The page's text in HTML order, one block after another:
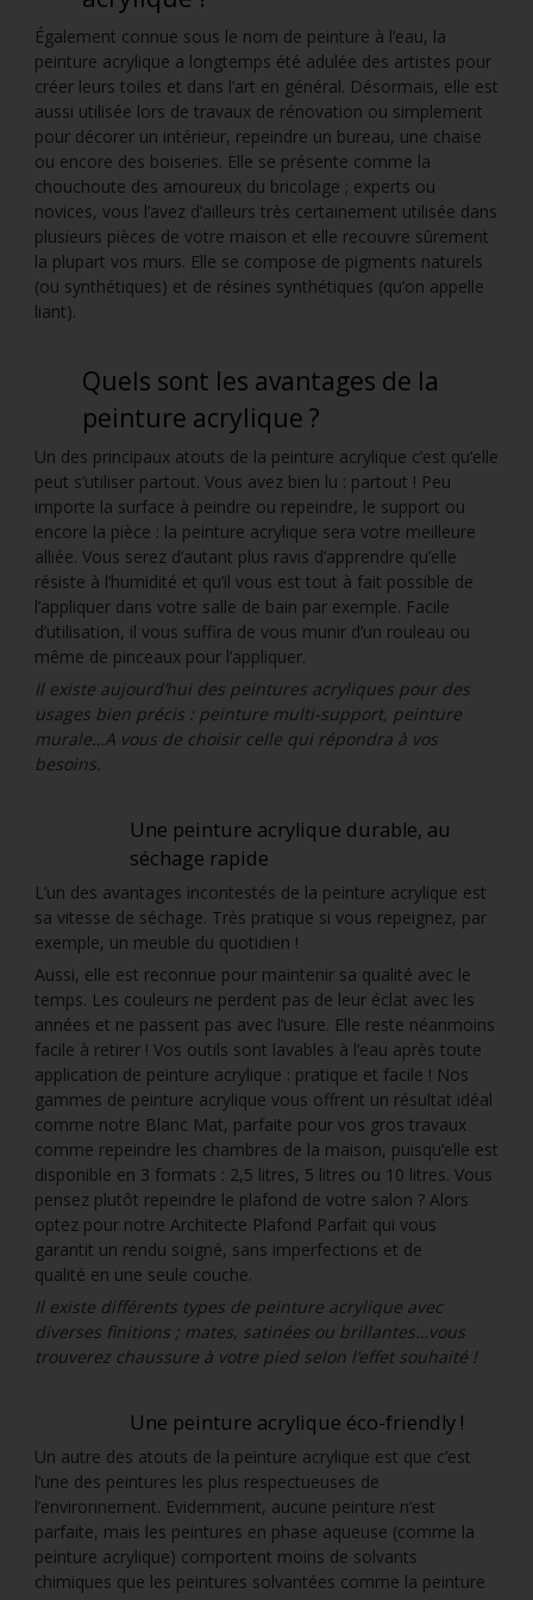
Également connue sous le nom de peinture à l’eau, la
peinture acrylique a longtemps été adulée des artistes pour
créer leurs toiles et dans l’art en général. Désormais, elle est
aussi utilisée lors de travaux de rénovation ou simplement
pour décorer un intérieur, repeindre un bureau, une chaise
ou encore des boiseries. Elle se présente comme la
chouchoute des amoureux du bricolage ; experts ou
novices, vous l’avez d’ailleurs très certainement utilisée dans
plusieurs pièces de votre maison et elle recouvre sûrement
la plupart vos murs. Elle se compose de pigments naturels
(ou synthétiques) et de résines synthétiques (qu’on appelle
liant).
Quels sont les avantages de la
peinture acrylique ?
Un des principaux atouts de la peinture acrylique c’est qu’elle
peut s’utiliser partout. Vous avez bien lu : partout ! Peu
importe la surface à peindre ou repeindre, le support ou
encore la pièce : la peinture acrylique sera votre meilleure
alliée. Vous serez d’autant plus ravis d’apprendre qu’elle
résiste à l’humidité et qu’il vous est tout à fait possible de
l’appliquer dans votre salle de bain par exemple. Facile
d’utilisation, il vous suffira de vous munir d’un rouleau ou
même de pinceaux pour l’appliquer.
Il existe aujourd’hui des peintures acryliques pour des
usages bien précis : peinture multi-support, peinture
murale…A vous de choisir celle qui répondra à vos
besoins.
Une peinture acrylique durable, au
séchage rapide
L’un des avantages incontestés de la peinture acrylique est
sa vitesse de séchage. Très pratique si vous repeignez, par
exemple, un meuble du quotidien !
Aussi, elle est reconnue pour maintenir sa qualité avec le
temps. Les couleurs ne perdent pas de leur éclat avec les
années et ne passent pas avec l’usure. Elle reste néanmoins
facile à retirer ! Vos outils sont lavables à l’eau après toute
application de peinture acrylique : pratique et facile ! Nos
gammes de peinture acrylique vous offrent un résultat idéal
comme notre Blanc Mat, parfaite pour vos gros travaux
comme repeindre les chambres de la maison, puisqu’elle est
disponible en 3 formats : 2,5 litres, 5 litres ou 10 litres. Vous
pensez plutôt repeindre le plafond de votre salon ? Alors
optez pour notre Architecte Plafond Parfait qui vous
garantit un rendu soigné, sans imperfections et de
qualité en une seule couche.
Il existe différents types de peinture acrylique avec
diverses finitions ; mates, satinées ou brillantes…vous
trouverez chaussure à votre pied selon l’effet souhaité !
Une peinture acrylique éco-friendly !
Un autre des atouts de la peinture acrylique est que c’est
l’une des peintures les plus respectueuses de
l’environnement. Evidemment, aucune peinture n’est
parfaite, mais les peintures en phase aqueuse (comme la
peinture acrylique) comportent moins de solvants
chimiques que les peintures solvantées comme la peinture